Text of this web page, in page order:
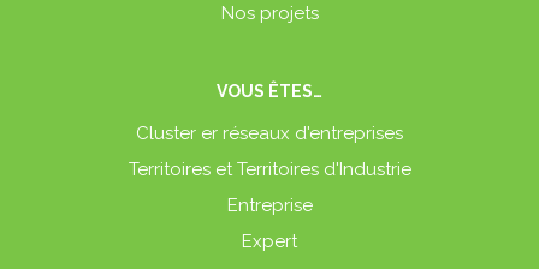
Nos projets
VOUS ÊTES…
Cluster er réseaux d'entreprises
Territoires et Territoires d'Industrie
Entreprise
Expert